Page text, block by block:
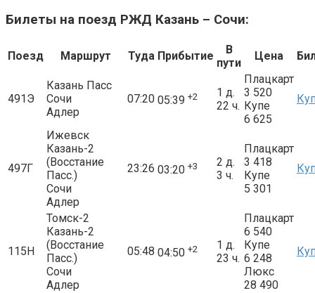
Билеты на поезд РЖД Казань – Сочи:
Поезд Маршрут Туда Прибытие
В
пути
Цена
491Э
Казань Пасс
Сочи
Адлер
07:20 05:39 +2
1 д.
22 ч.
Плацкарт
3 520
Купе
6 625
497Г
Ижевск
Казань-2
(Восстание
Пасс.)
Сочи
Адлер
23:26 03:20 +3
2 д.
3 ч.
Плацкарт
3 418
Купе
5 301
115Н
Томск-2
Казань-2
(Восстание
Пасс.)
Сочи
Адлер
05:48 04:50 +2
1 д.
23 ч.
Плацкарт
6 540
Купе
6 248
Люкс
28 490